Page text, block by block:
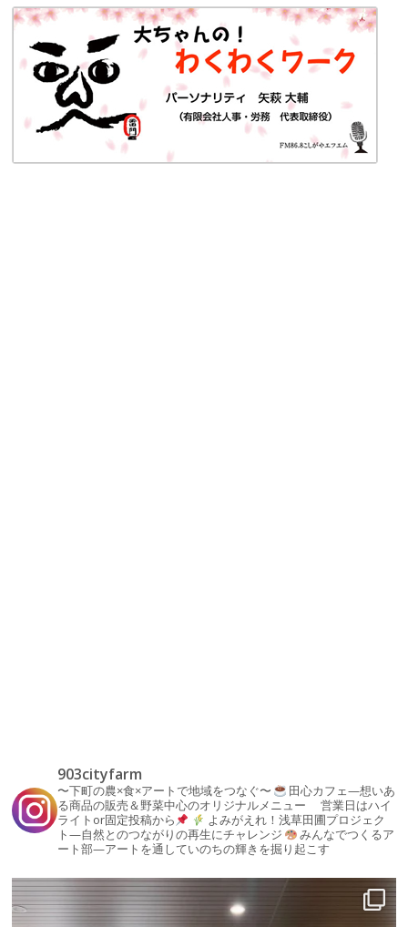
903cityfarm
〜下町の農×食×アートで地域をつなぐ〜
田心カフェ—想いあ
る商品の販売＆野菜中心のオリジナルメニュー 営業日はハイ
ライトor固定投稿から
よみがえれ！浅草田圃プロジェク
ト—自然とのつながりの再生にチャレンジ
みんなでつくるア
ート部—アートを通していのちの輝きを掘り起こす